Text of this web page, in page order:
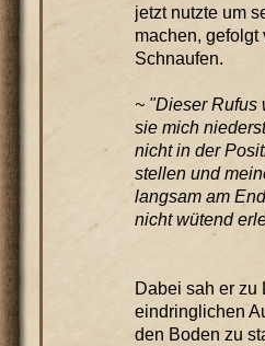
jetzt nutzte um
machen, gefolgt
Schnaufen.
~ "Dieser Rufus
sie mich
nicht in der
stellen und
langsam am
nicht wütend
Dabei sah er zu
eindringlichen
den Boden zu